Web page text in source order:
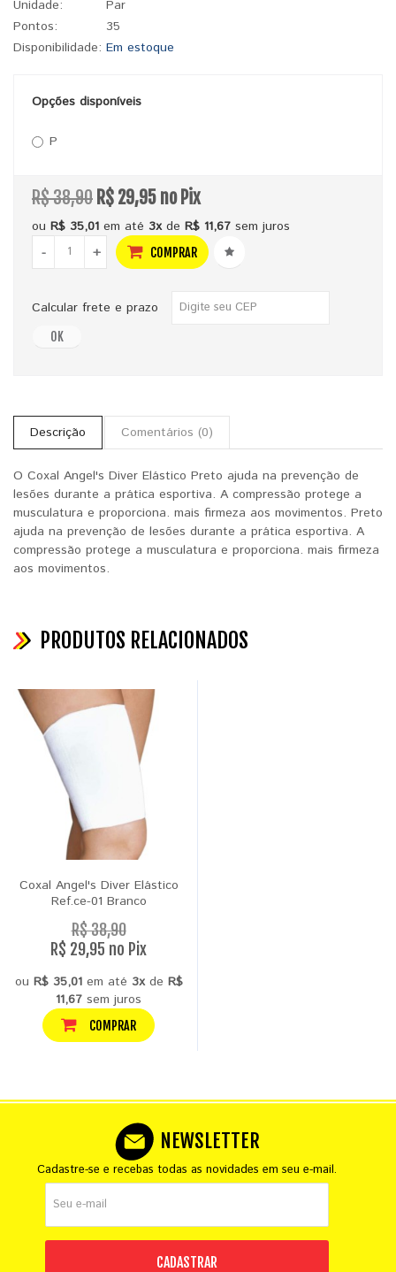
Unidade:
Par
Pontos:
35
Disponibilidade: Em estoque
Opções disponíveis
P
R$ 38,90 R$ 29,95 no Pix
ou R$ 35,01 em até 3xde R$ 11,67 sem juros
-
+ COMPRAR
Calcular frete e prazo
OK
Descrição Comentários (0)
O Coxal Angel's Diver Elástico Preto ajuda na prevenção de
lesões durante a prática esportiva. A compressão protege a
musculatura e proporciona. mais firmeza aos movimentos. Preto
ajuda na prevenção de lesões durante a prática esportiva. A
compressão protege a musculatura e proporciona. mais firmeza
aos movimentos.
PRODUTOS RELACIONADOS
Coxal Angel's Diver Elástico
Ref.ce-01 Branco
R$ 38,90
R$ 29,95 no Pix
ou R$ 35,01em até 3xde R$
11,67 sem juros
COMPRAR
NEWSLETTER
Cadastre-se e recebas todas as novidades em seu e-mail.
CADASTRAR